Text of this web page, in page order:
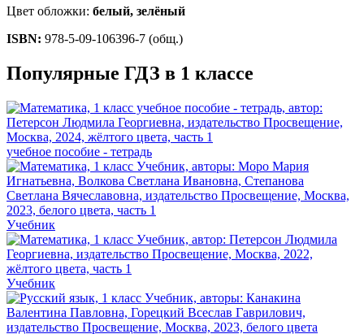
Цвет обложки: белый, зелёный
ISBN: 978-5-09-106396-7 (общ.)
Популярные ГДЗ в 1 классе
учебное пособие - тетрадь
Учебник
Учебник